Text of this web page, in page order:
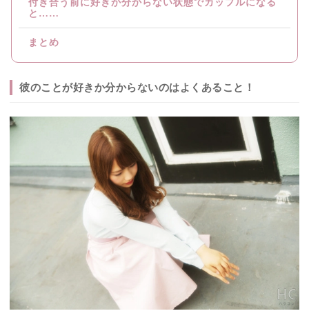
付き合う前に好きか分からない状態でカップルになる
と……
まとめ
彼のことが好きか分からないのはよくあること！